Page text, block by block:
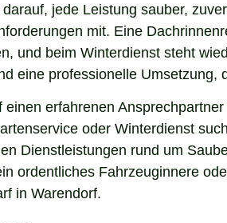
jede Leistung sauber,
mit. Eine
und beim Winterdienst steht
eine professionelle Umsetzung,
einen erfahrenen
oder Winterdienst
Dienstleistungen rund um
ordentliches Fahrzeuginnere
in Warendorf.